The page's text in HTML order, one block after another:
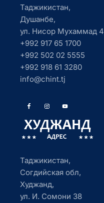
Таджикистан,
Душанбе,
ул. Нисор Мухаммад 4
+992 917 65 1700
+992 502 02 5555
+992 918 61 3280
info@chint.tj
Таджикистан,
Согдийская обл,
Худжанд,
ул. И. Сомони 38